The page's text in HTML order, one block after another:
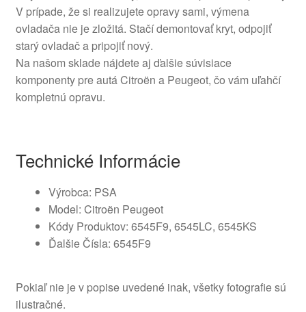
V prípade, že si realizujete opravy sami, výmena
ovladača nie je zložitá. Stačí demontovať kryt, odpojiť
starý ovladač a pripojiť nový.
Na našom sklade nájdete aj ďalšie súvisiace
komponenty pre autá Citroën a Peugeot, čo vám uľahčí
kompletnú opravu.
Technické Informácie
Výrobca: PSA
Model: Citroën Peugeot
Kódy Produktov: 6545F9, 6545LC, 6545KS
Ďalšie Čísla: 6545F9
Pokiaľ nie je v popise uvedené inak, všetky fotografie sú
ilustračné.